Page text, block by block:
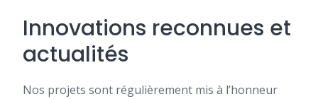
Innovations reconnues et
actualités
Nos projets sont régulièrement mis à l’honneur